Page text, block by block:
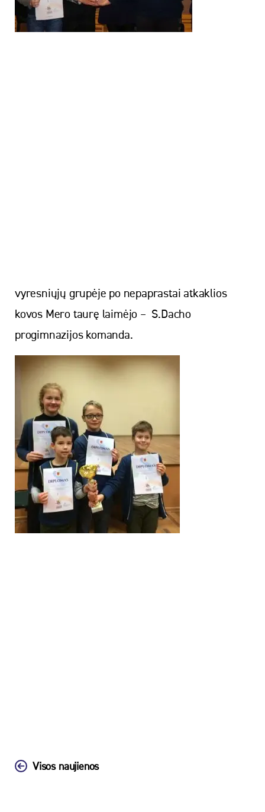
vyresniųjų grupėje po nepaprastai atkaklios
kovos Mero taurę laimėjo – S.Dacho
progimnazijos komanda.
Visos naujienos